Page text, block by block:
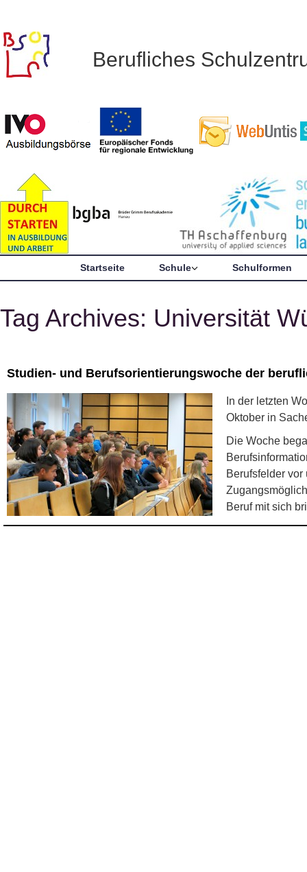
Berufliches
Startseite Schule Schulformen
Tag Archives: Universität
Studien- und Berufsorientierungswoche der
In der letzten
Oktober in
Die Woche
Berufsfelder
Beruf mit sich